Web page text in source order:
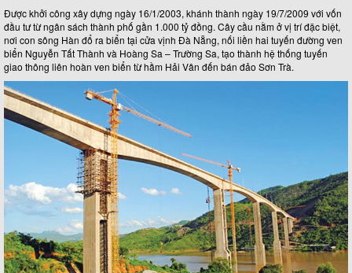
Được khởi công xây dựng ngày 16/1/2003, khánh thành ngày 19/7/2009 với vốn
đầu tư từ ngân sách thành phố gần 1.000 tỷ đồng. Cây cầu nằm ở vị trí đặc biệt,
nơi con sông Hàn đổ ra biển tại cửa vịnh Đà Nẵng, nối liền hai tuyến đường ven
biển Nguyễn Tất Thành và Hoàng Sa – Trường Sa, tạo thành hệ thống tuyến
giao thông liên hoàn ven biển từ hầm Hải Vân đến bán đảo Sơn Trà.